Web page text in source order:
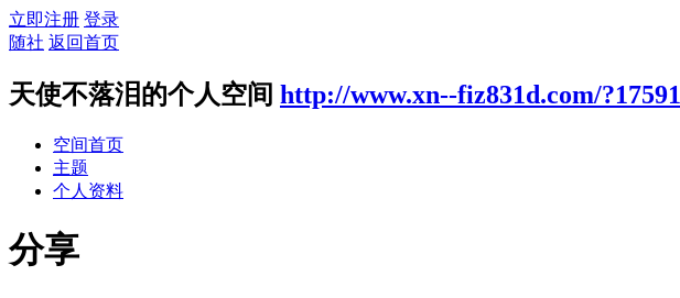
立即注册 登录
随社 返回首页
天使不落泪的个人空间 http://www.xn--fiz831d.com/?17591
空间首页
主题
个人资料
分享